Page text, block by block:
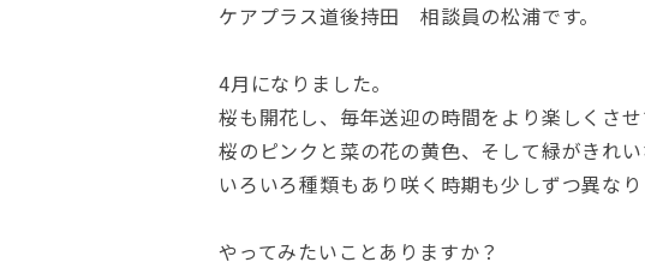
ケアプラス道後持田 相談員の松浦です。
4月になりました。
桜も開花し、毎年送迎の時間をより楽しくさせ
桜のピンクと菜の花の黄色、そして緑がきれい
いろいろ種類もあり咲く時期も少しずつ異な
やってみたいことありますか？